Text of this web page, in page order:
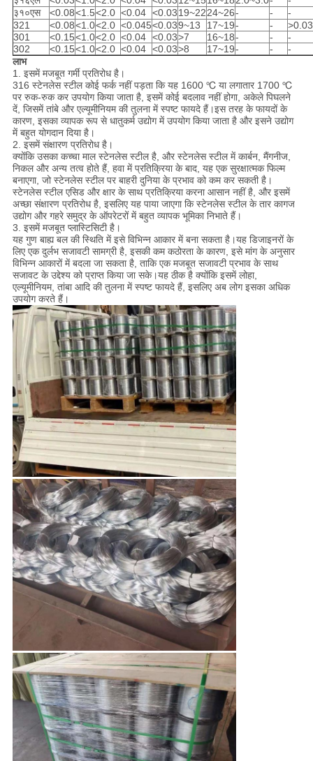
३१०एस
<0.08<1.5<2.0 <0.04 <0.0319~2224~26- -
-
321
<0.08<1.0<2.0 <0.045<0.039~13 17~19- -
301
<0.15<1.0<2.0 <0.04 <0.03>7 16~18- -
-
302
<0.15<1.0<2.0 <0.04 <0.03>8 17~19- -
-
लाभ
1. इसमें मजबूत गर्मी प्रतिरोध है।
316 स्टेनलेस स्टील कोई फर्क नहीं पड़ता कि यह 1600 ℃ या लगातार 1700 ℃
पर रुक-रुक कर उपयोग किया जाता है, इसमें कोई बदलाव नहीं होगा, अकेले पिघलने
दें, जिसमें तांबे और एल्यूमीनियम की तुलना में स्पष्ट फायदे हैं।इस तरह के फायदों के
कारण, इसका व्यापक रूप से धातुकर्म उद्योग में उपयोग किया जाता है और इसने उद्योग
में बहुत योगदान दिया है।
2. इसमें संक्षारण प्रतिरोध है।
क्योंकि उसका कच्चा माल स्टेनलेस स्टील है, और स्टेनलेस स्टील में कार्बन, मैंगनीज,
निकल और अन्य तत्व होते हैं, हवा में प्रतिक्रिया के बाद, यह एक सुरक्षात्मक फिल्म
बनाएगा, जो स्टेनलेस स्टील पर बाहरी दुनिया के प्रभाव को कम कर सकती है।
स्टेनलेस स्टील एसिड और क्षार के साथ प्रतिक्रिया करना आसान नहीं है, और इसमें
अच्छा संक्षारण प्रतिरोध है, इसलिए यह पाया जाएगा कि स्टेनलेस स्टील के तार कागज
उद्योग और गहरे समुद्र के ऑपरेटरों में बहुत व्यापक भूमिका निभाते हैं।
3. इसमें मजबूत प्लास्टिसिटी है।
यह गुण बाह्य बल की स्थिति में इसे विभिन्न आकार में बना सकता है।यह डिजाइनरों के
लिए एक दुर्लभ सजावटी सामग्री है, इसकी कम कठोरता के कारण, इसे मांग के अनुसार
विभिन्न आकारों में बदला जा सकता है, ताकि एक मजबूत सजावटी प्रभाव के साथ
सजावट के उद्देश्य को प्राप्त किया जा सके।यह ठीक है क्योंकि इसमें लोहा,
एल्यूमीनियम, तांबा आदि की तुलना में स्पष्ट फायदे हैं, इसलिए अब लोग इसका अधिक
उपयोग करते हैं।